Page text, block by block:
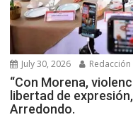
July 30, 2026 Redacción
“Con Morena,
libertad de
Arredondo.